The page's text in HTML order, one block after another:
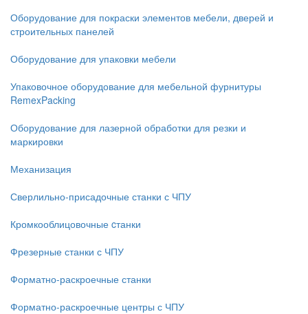
Оборудование для покраски элементов мебели, дверей и
строительных панелей
Оборудование для упаковки мебели
Упаковочное оборудование для мебельной фурнитуры
RemexPacking
Оборудование для лазерной обработки для резки и
маркировки
Механизация
Сверлильно-присадочные станки с ЧПУ
Кромкооблицовочные cтанки
Фрезерные станки с ЧПУ
Форматно-раскроечные станки
Форматно-раскроечные центры с ЧПУ